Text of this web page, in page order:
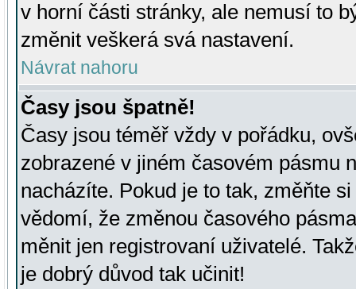
v horní části stránky, ale nemusí to
změnit veškerá svá nastavení.
Návrat nahoru
Časy jsou špatně!
Časy jsou téměř vždy v pořádku,
zobrazené v jiném časovém pásmu
nacházíte. Pokud je to tak, změňte
vědomí, že změnou časového
měnit jen registrovaní uživatelé.
je dobrý důvod tak učinit!